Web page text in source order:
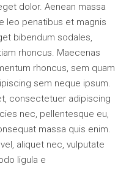
dolor. Aenean massa
leo penatibus et magnis
bibendum sodales,
rhoncus. Maecenas
rhoncus, sem quam
sem neque ipsum.
consectetuer adipiscing
nec, pellentesque eu,
massa quis enim.
aliquet nec, vulputate
ligula e